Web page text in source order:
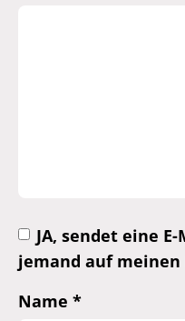
JA, sendet eine
jemand auf
Name *